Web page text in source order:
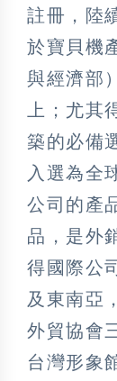
註冊，陸
於寶貝機
與經濟部
上；尤其
築的必備
入選為全
公司的產
品，是外
得國際公
及東南亞
外貿協會
台灣形象